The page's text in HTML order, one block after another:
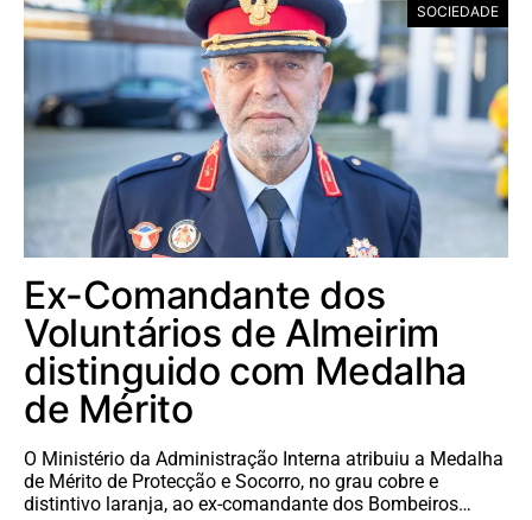
SOCIEDADE
Ex-Comandante dos
Voluntários de Almeirim
distinguido com Medalha
de Mérito
O Ministério da Administração Interna atribuiu a Medalha
de Mérito de Protecção e Socorro, no grau cobre e
distintivo laranja, ao ex-comandante dos Bombeiros…